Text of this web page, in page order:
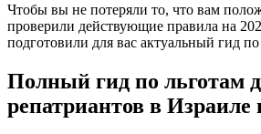
Чтобы вы не потеряли то, что вам
проверили действующие правила на
подготовили для вас актуальный гид
Полный гид по льготам
репатриантов в Израиле